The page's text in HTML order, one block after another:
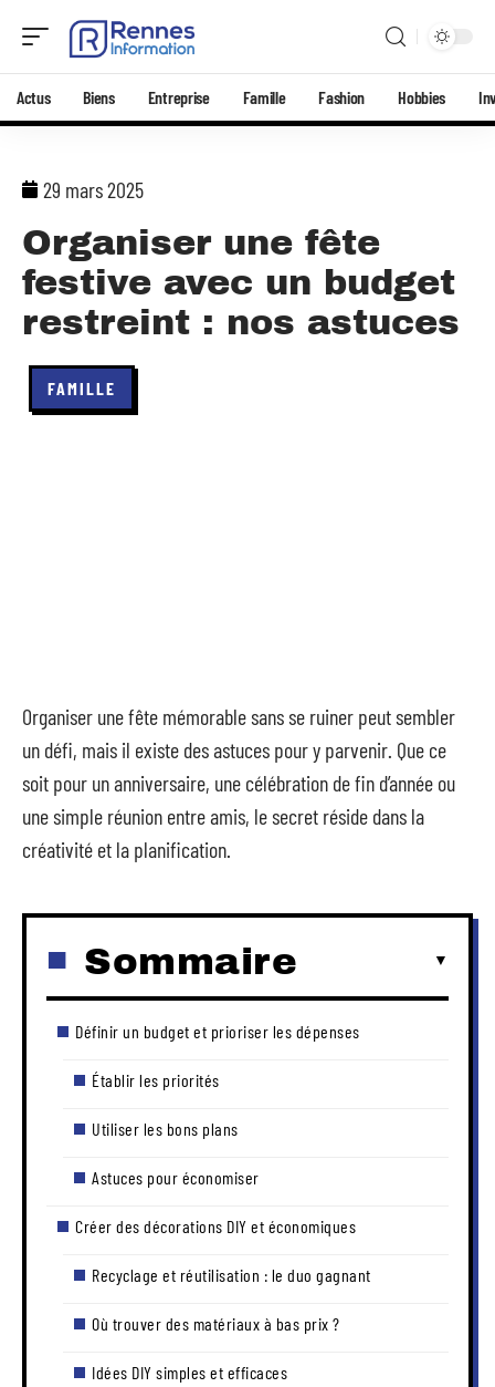
Actus Biens Entreprise Famille Fashion Hobbies
29 mars 2025
Organiser une fête
festive avec un budget
restreint : nos astuces
FAMILLE
Organiser une fête mémorable sans se ruiner peut sembler
un défi, mais il existe des astuces pour y parvenir. Que ce
soit pour un anniversaire, une célébration de fin d’année ou
une simple réunion entre amis, le secret réside dans la
créativité et la planification.
Sommaire
Définir un budget et prioriser les dépenses
Établir les priorités
Utiliser les bons plans
Astuces pour économiser
Créer des décorations DIY et économiques
Recyclage et réutilisation : le duo gagnant
Où trouver des matériaux à bas prix ?
Idées DIY simples et efficaces